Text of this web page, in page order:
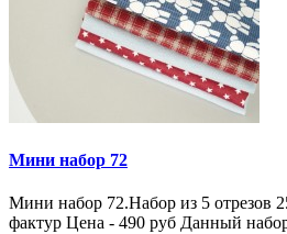
Мини набор 72
Мини набор 72.Набор из 5 отрезов
фактур Цена - 490 руб Данный